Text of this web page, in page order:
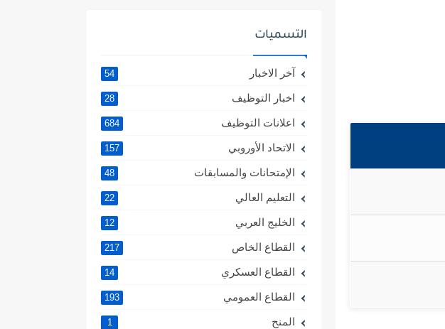
التسميات
آخر الاخبار 54
اخبار التوظيف 28
اعلانات التوظيف 684
الاتحاد الأوروبي 157
الإمتحانات والمسابقات 48
التعليم العالي 22
الخليج العربي 12
القطاع الخاص 217
القطاع العسكري 14
القطاع العمومي 193
المنح 1